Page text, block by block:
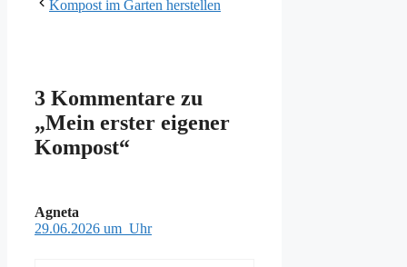
Kompost im Garten herstellen
3 Kommentare zu
„Mein erster eigener
Kompost“
Agneta
29.06.2026 um Uhr